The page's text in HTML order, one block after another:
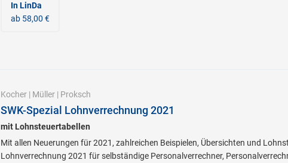
In LinDa
ab 58,00 €
Kocher| Müller| Proksch
SWK-Spezial Lohnverrechnung 2021
mit Lohnsteuertabellen
Mit allen Neuerungen für 2021, zahlreichen Beispielen, Übersichten und
Lohnverrechnung 2021 für selbständige Personalverrechner,